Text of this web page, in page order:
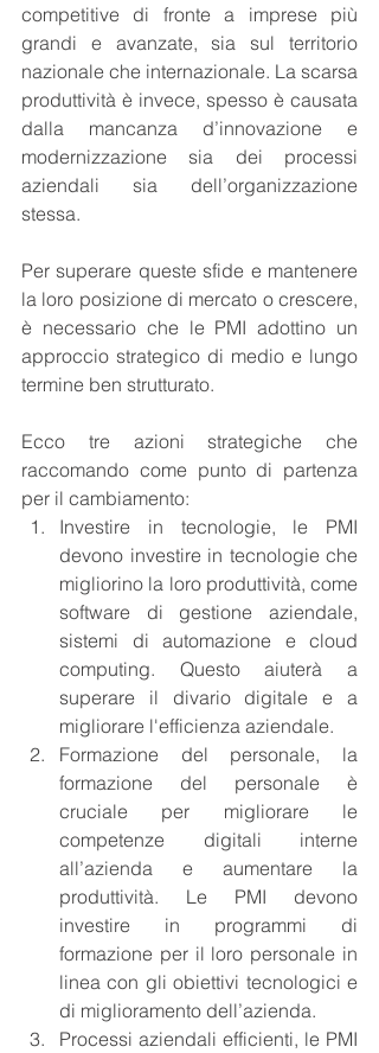
competitive di fronte a imprese più
grandi e avanzate, sia sul territorio
nazionale che internazionale. La scarsa
produttività è invece, spesso è causata
dalla mancanza d’innovazione e
modernizzazione sia dei processi
aziendali sia dell’organizzazione
stessa.
Per superare queste sfide e mantenere
la loro posizione di mercato o crescere,
è necessario che le PMI adottino un
approccio strategico di medio e lungo
termine ben strutturato.
Ecco tre azioni strategiche che
raccomando come punto di partenza
per il cambiamento:
Investire in tecnologie, le PMI
devono investire in tecnologie che
migliorino la loro produttività, come
software di gestione aziendale,
sistemi di automazione e cloud
computing. Questo aiuterà a
superare il divario digitale e a
migliorare l'efficienza aziendale.
Formazione del personale, la
formazione del personale è
cruciale per migliorare le
competenze digitali interne
all’azienda e aumentare la
produttività. Le PMI devono
investire in programmi di
formazione per il loro personale in
linea con gli obiettivi tecnologici e
di miglioramento dell’azienda.
Processi aziendali efficienti, le PMI